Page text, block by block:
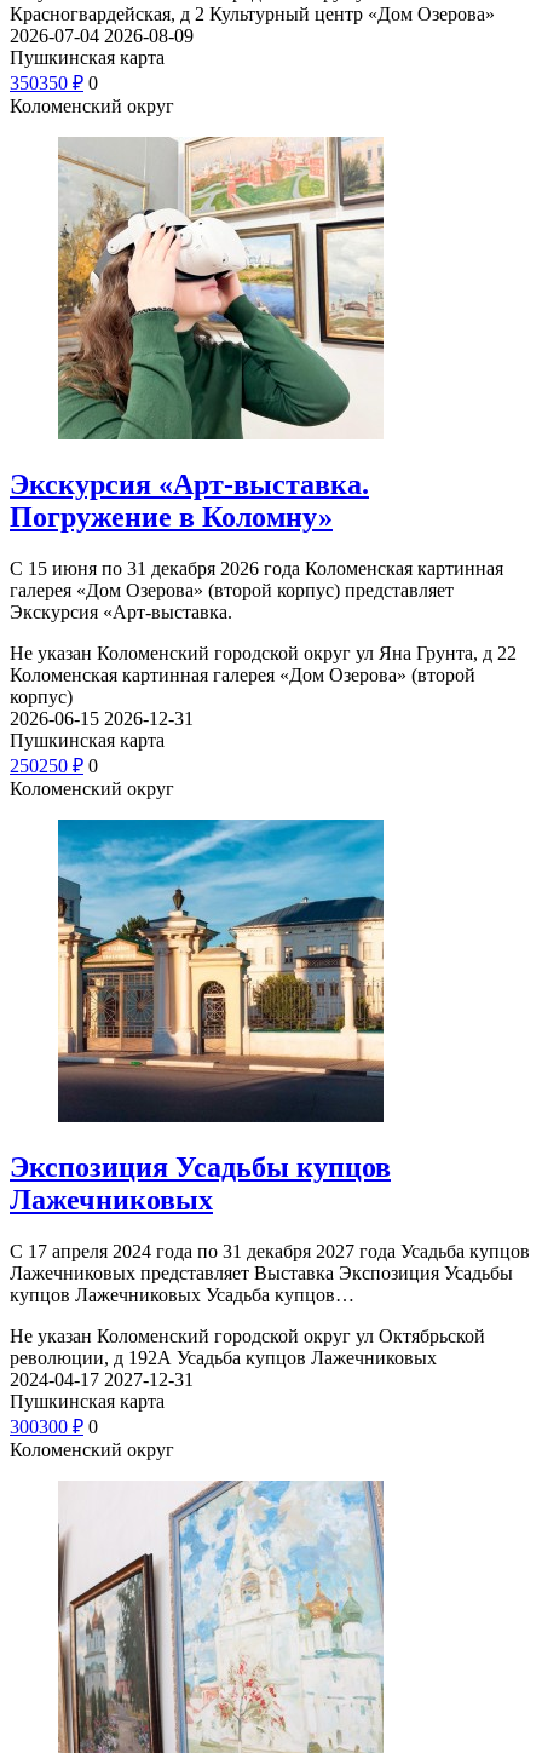
Красногвардейская, д 2 Культурный центр «Дом Озерова»
2026-07-04 2026-08-09
Пушкинская карта
350350 ₽ 0
Коломенский округ
Экскурсия «Арт-выставка.
Погружение в Коломну»
С 15 июня по 31 декабря 2026 года Коломенская картинная
галерея «Дом Озерова» (второй корпус) представляет
Экскурсия «Арт-выставка.
Не указан Коломенский городской округ ул Яна Грунта, д 22
Коломенская картинная галерея «Дом Озерова» (второй
корпус)
2026-06-15 2026-12-31
Пушкинская карта
250250 ₽ 0
Коломенский округ
Экспозиция Усадьбы купцов
Лажечниковых
С 17 апреля 2024 года по 31 декабря 2027 года Усадьба купцов
Лажечниковых представляет Выставка Экспозиция Усадьбы
купцов Лажечниковых Усадьба купцов…
Не указан Коломенский городской округ ул Октябрьской
революции, д 192А Усадьба купцов Лажечниковых
2024-04-17 2027-12-31
Пушкинская карта
300300 ₽ 0
Коломенский округ